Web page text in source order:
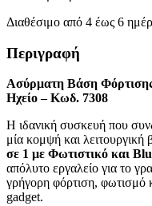
Διαθέσιμο από 4 έως 6
Περιγραφή
Ασύρματη Βάση
Ηχείο – Κωδ. 7308
Η ιδανική συσκευή που
μία κομψή και
σε 1 με Φωτιστικό και
απόλυτο εργαλείο για το
γρήγορη φόρτιση, φωτισμό
gadget.